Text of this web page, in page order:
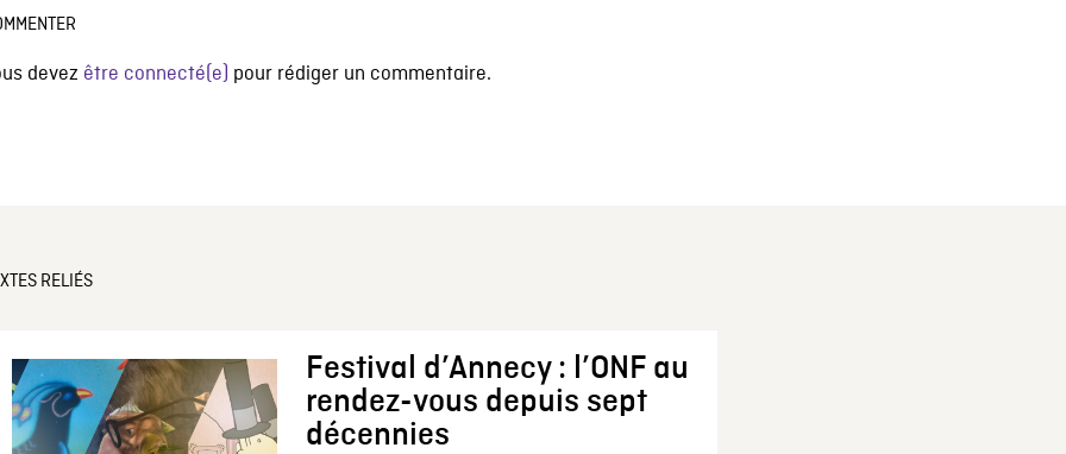
devez être connecté(e) pour rédiger un commentaire.
RELIÉS
Festival d’Annecy : l’ONF au
rendez-vous depuis sept
décennies